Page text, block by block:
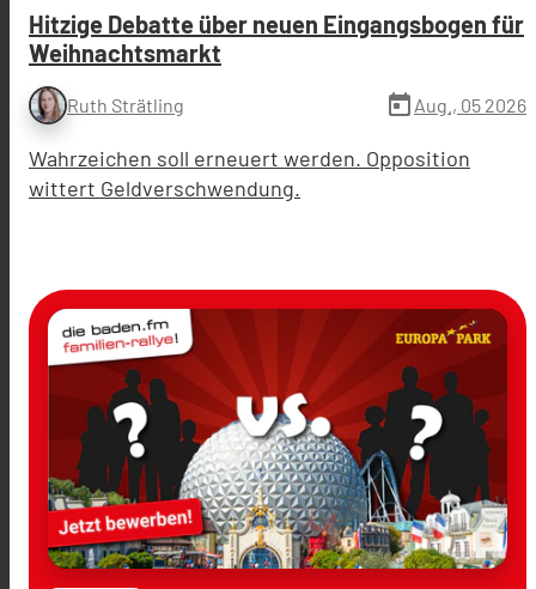
Hitzige Debatte über neuen Eingangsbogen für
Weihnachtsmarkt
Ruth Strätling today Aug., 05 2026
Wahrzeichen soll erneuert werden. Opposition
wittert Geldverschwendung.